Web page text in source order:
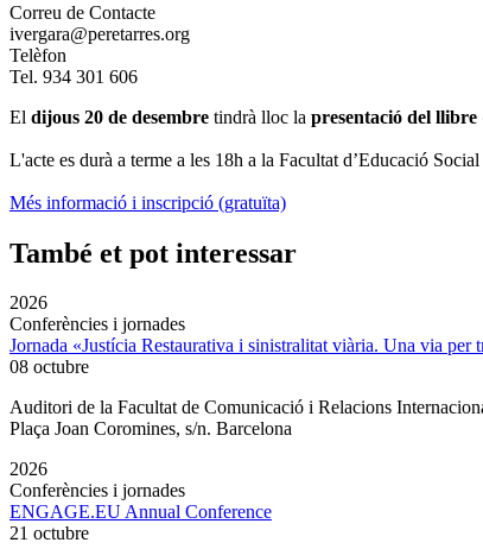
Correu de Contacte
ivergara@peretarres.org
Telèfon
Tel. 934 301 606
El dijous 20 de desembre tindrà lloc la presentació del
L'acte es durà a terme a les 18h a la Facultat d’Educació
Més informació i inscripció (gratuïta)
També et pot interessar
2026
Conferències i jornades
Jornada «Justícia Restaurativa i sinistralitat viària. Una via per
08 octubre
Auditori de la Facultat de Comunicació i Relacions
Plaça Joan Coromines, s/n. Barcelona
2026
Conferències i jornades
ENGAGE.EU Annual Conference
21 octubre